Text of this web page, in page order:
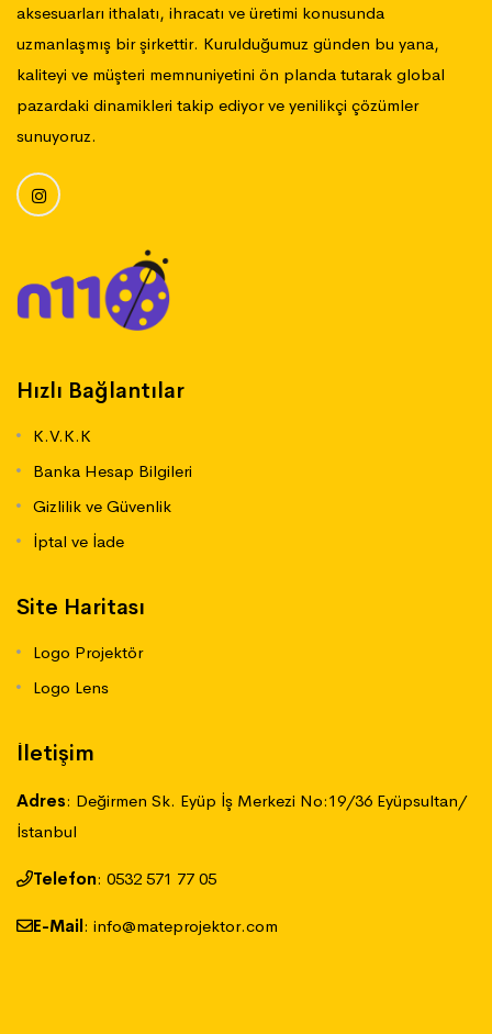
aksesuarları ithalatı, ihracatı ve üretimi konusunda
uzmanlaşmış bir şirkettir. Kurulduğumuz günden bu yana,
kaliteyi ve müşteri memnuniyetini ön planda tutarak global
pazardaki dinamikleri takip ediyor ve yenilikçi çözümler
sunuyoruz.
Hızlı Bağlantılar
K.V.K.K
Banka Hesap Bilgileri
Gizlilik ve Güvenlik
İptal ve İade
Site Haritası
Logo Projektör
Logo Lens
İletişim
Adres: Değirmen Sk. Eyüp İş Merkezi No:19/36 Eyüpsultan/
İstanbul
Telefon: ‪0532 571 77 05
E-Mail: info@mateprojektor.com